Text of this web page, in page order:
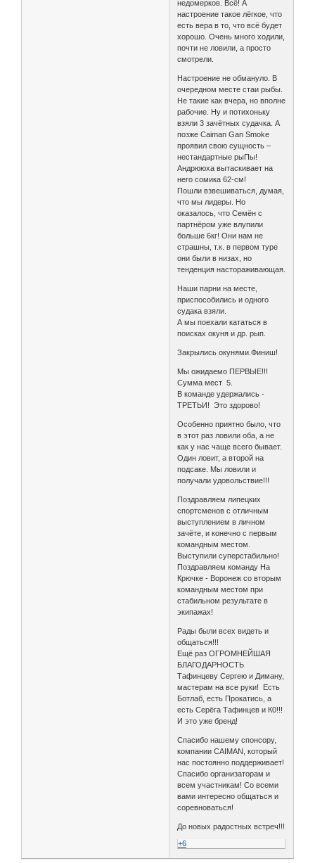
недомерков. Всё! А
настроение такое лёгкое, что
есть вера в то, что всё будет
хорошо. Очень много ходили,
почти не ловили, а просто
смотрели.
Настроение не обмануло. В
очередном месте стаи рыбы.
Не такие как вчера, но вполне
рабочие. Ну и потихоньку
взяли 3 зачётных судачка. А
позже Caiman Gan Smoke
проявил свою сущность –
нестандартные рыПы!
Андрююха вытаскивает на
него сомика 62-см!
Пошли взвешиваться, думая,
что мы лидеры. Но
оказалось, что Семён с
партнёром уже влупили
больше 6кг! Они нам не
страшны, т.к. в первом туре
они были в низах, но
тенденция настораживающая.
Наши парни на месте,
приспособились и одного
судака взяли.
А мы поехали кататься в
поисках окуня и др. рып.
Закрылись окунями.Финиш!
Мы ожидаемо ПЕРВЫЕ!!!
Сумма мест 5.
В команде удержались -
ТРЕТЬИ! Это здорово!
Особенно приятно было, что
в этот раз ловили оба, а не
как у нас чаще всего бывает.
Один ловит, а второй на
подсаке. Мы ловили и
получали удовольствие!!!
Поздравляем липецких
спортсменов с отличным
выступлением в личном
зачёте, и конечно с первым
командным местом.
Выступили суперстабильно!
Поздравляем команду На
Крючке - Воронеж со вторым
командным местом при
стабильном результате в
экипажах!
Рады были всех видеть и
общаться!!!
Ещё раз ОГРОМНЕЙШАЯ
БЛАГОДАРНОСТЬ
Тафинцеву Сергею и Диману,
мастерам на все руки! Есть
Ботлаб, есть Прокатись, а
есть Серёга Тафинцев и К0!!!
И это уже бренд!
Спасибо нашему спонсору,
компании CAIMAN, который
нас постоянно поддерживает!
Спасибо организаторам и
всем участникам! Со всеми
вами интересно общаться и
соревноваться!
До новых радостных встреч!!!
+6